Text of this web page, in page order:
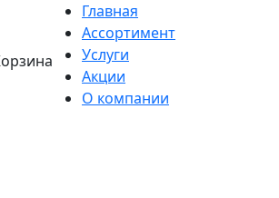
Главная
Ассортимент
Услуги
Акции
О компании